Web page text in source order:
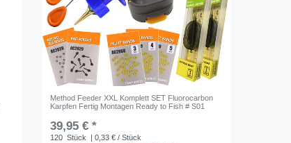
Method Feeder XXL Komplett SET Fluorocarbon
Karpfen Fertig Montagen Ready to Fish # S01
39,95 € *
120 Stück
| 0,33 € / Stück